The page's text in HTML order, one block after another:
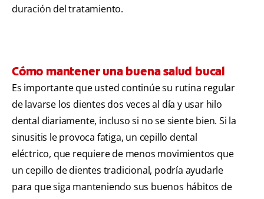
duración del tratamiento.
Cómo mantener una buena salud bucal
Es importante que usted continúe su rutina regular
de lavarse los dientes dos veces al día y usar hilo
dental diariamente, incluso si no se siente bien. Si la
sinusitis le provoca fatiga, un cepillo dental
eléctrico, que requiere de menos movimientos que
un cepillo de dientes tradicional, podría ayudarle
para que siga manteniendo sus buenos hábitos de